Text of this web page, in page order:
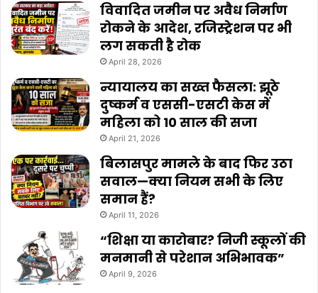
विवादित जमीन पर अवैध निर्माण
रोकने के आदेश, रजिस्ट्रेशन पर भी
लग सकती है रोक
April 28, 2026
न्यायालय का सख्त फैसला: झूठे
दुष्कर्म व एससी-एसटी केस में
महिला को 10 साल की सजा
April 21, 2026
बिलासपुर मामले के बाद फिर उठा
सवाल—क्या नियम सभी के लिए
समान हैं?
April 11, 2026
“शिक्षा या कारोबार? निजी स्कूलों की
मनमानी से परेशान अभिभावक”
April 9, 2026